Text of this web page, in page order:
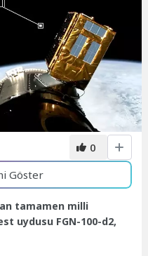
0
Göster
tamamen milli
uydusu FGN-100-d2,